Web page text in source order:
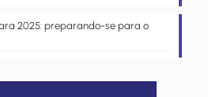
2025: preparando-se para o